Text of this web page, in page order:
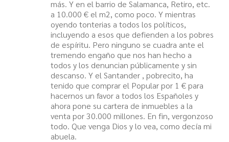
más. Y en el barrio de Salamanca, Retiro, etc.
a 10.000 € el m2, como poco. Y mientras
oyendo tonterias a todos los políticos,
incluyendo a esos que defienden a los pobres
de espíritu. Pero ninguno se cuadra ante el
tremendo engaño que nos han hecho a
todos y los denuncian públicamente y sin
descanso. Y el Santander , pobrecito, ha
tenido que comprar el Popular por 1 € para
hacernos un favor a todos los Españoles y
ahora pone su cartera de inmuebles a la
venta por 30.000 millones. En fin, vergonzoso
todo. Que venga Dios y lo vea, como decía mi
abuela.